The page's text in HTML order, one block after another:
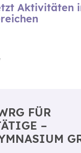
Aktivitäten
FÜR
–